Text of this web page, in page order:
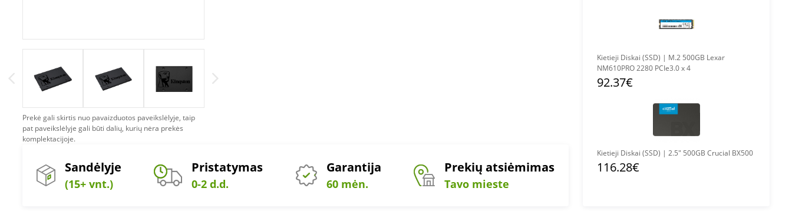
Prekė gali skirtis nuo pavaizduotos paveikslėlyje, taip
pat paveikslėlyje gali būti dalių, kurių nėra prekės
komplektacijoje.
Sandėlyje
(15+ vnt.)
Pristatymas
0-2 d.d.
Garantija
60 mėn.
Prekių atsiėmimas
Tavo mieste
Kietieji Diskai (SSD) | M.2 500GB Lexar
NM610PRO 2280 PCIe3.0 x 4
92.37€
Kietieji Diskai (SSD) | 2.5" 500GB Crucial BX500
116.28€